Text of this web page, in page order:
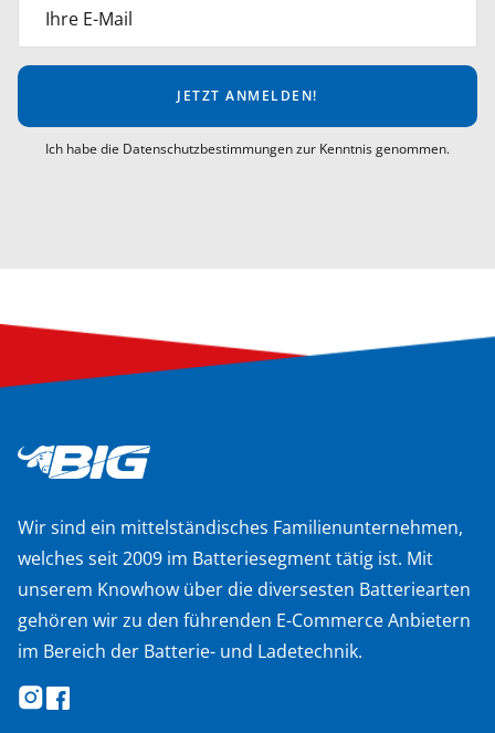
Ihre E-Mail
JETZT ANMELDEN!
Ich habe die Datenschutzbestimmungen zur Kenntnis genommen.
Wir sind ein mittelständisches Familienunternehmen,
welches seit 2009 im Batteriesegment tätig ist. Mit
unserem Knowhow über die diversesten Batteriearten
gehören wir zu den führenden E-Commerce Anbietern
im Bereich der Batterie- und Ladetechnik.